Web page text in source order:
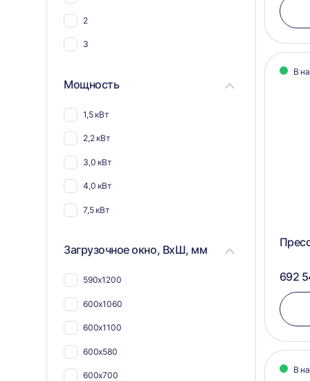
2
3
Мощность
1,5 кВт
2,2 кВт
3,0 кВт
4,0 кВт
7,5 кВт
Загрузочное окно, ВхШ, мм
590х1200
600х1060
600х1100
600х580
600х700
В
692
В